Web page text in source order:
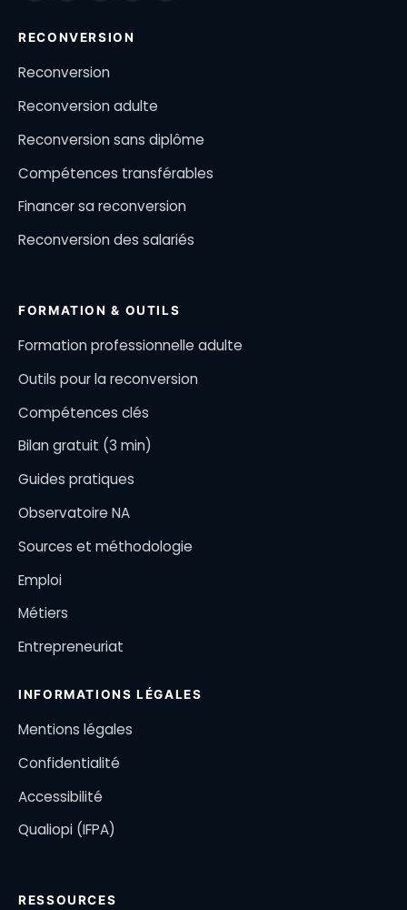
RECONVERSION
Reconversion
Reconversion adulte
Reconversion sans diplôme
Compétences transférables
Financer sa reconversion
Reconversion des salariés
FORMATION & OUTILS
Formation professionnelle adulte
Outils pour la reconversion
Compétences clés
Bilan gratuit (3 min)
Guides pratiques
Observatoire NA
Sources et méthodologie
Emploi
Métiers
Entrepreneuriat
INFORMATIONS LÉGALES
Mentions légales
Confidentialité
Accessibilité
Qualiopi (IFPA)
RESSOURCES